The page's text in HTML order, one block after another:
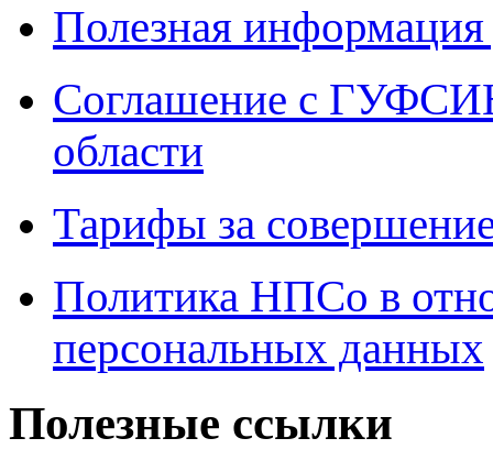
Полезная
Соглашение с
области
Тарифы за
Политика НПСо в
персональных данных
Полезные ссылки